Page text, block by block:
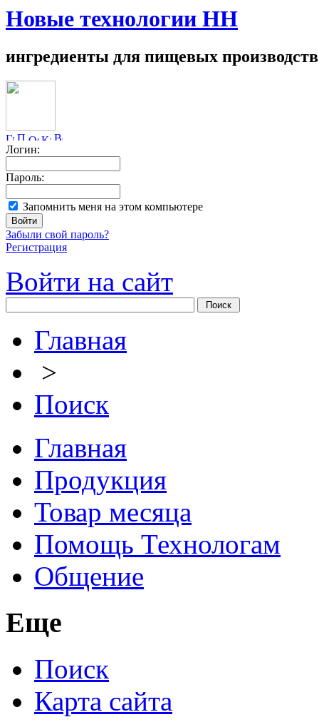
Новые технологии НН
ингредиенты для пищевых производств
Логин:
Пароль:
Запомнить меня на этом компьютере
Забыли свой пароль?
Регистрация
Войти на сайт
Главная
>
Поиск
Главная
Продукция
Товар месяца
Помощь Технологам
Общение
Еще
Поиск
Карта сайта